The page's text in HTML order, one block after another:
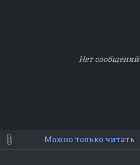
Нет сообщений
⭐ Мои Smile
Смайлики
Люди Животные Еда
Можно только читать